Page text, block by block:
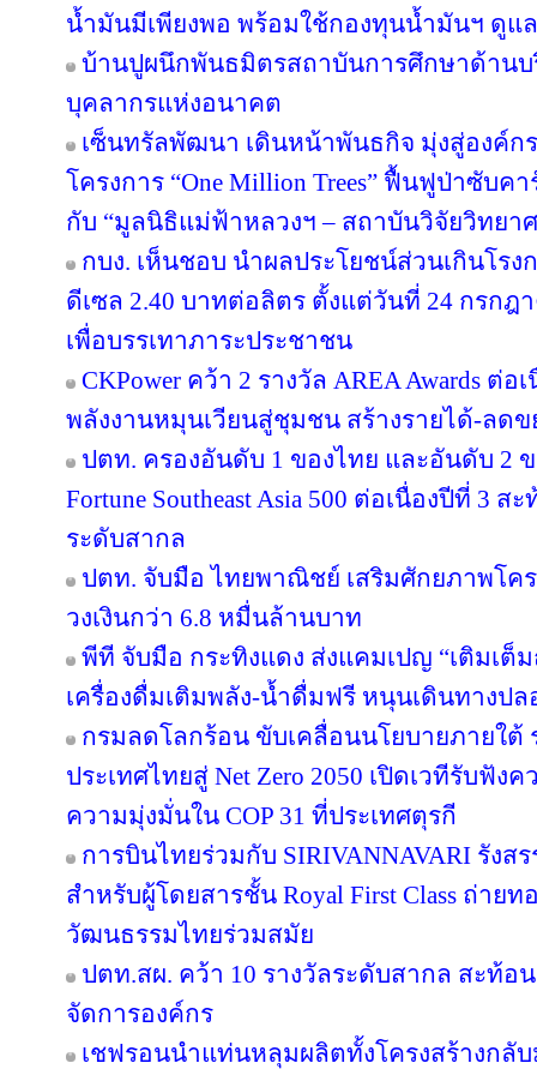
น้ำมันมีเพียงพอ พร้อมใช้กองทุนน้ำมันฯ ดูแ
บ้านปูผนึกพันธมิตรสถาบันการศึกษาด้าน
บุคลากรแห่งอนาคต
เซ็นทรัลพัฒนา เดินหน้าพันธกิจ มุ่งสู่องค์กร
โครงการ “One Million Trees” ฟื้นฟูป่าซับค
กับ “มูลนิธิแม่ฟ้าหลวงฯ – สถาบันวิจัยวิทยา
กบง. เห็นชอบ นำผลประโยชน์ส่วนเกินโร
ดีเซล 2.40 บาทต่อลิตร ตั้งแต่วันที่ 24 กรกฎ
เพื่อบรรเทาภาระประชาชน
CKPower คว้า 2 รางวัล AREA Awards ต่
พลังงานหมุนเวียนสู่ชุมชน สร้างรายได้-ลดข
ปตท. ครองอันดับ 1 ของไทย และอันดับ 2
Fortune Southeast Asia 500 ต่อเนื่องปีที่ 3
ระดับสากล
ปตท. จับมือ ไทยพาณิชย์ เสริมศักยภาพโค
วงเงินกว่า 6.8 หมื่นล้านบาท
พีที จับมือ กระทิงแดง ส่งแคมเปญ “เติมเต็
เครื่องดื่มเติมพลัง-น้ำดื่มฟรี หนุนเดินทางป
กรมลดโลกร้อน ขับเคลื่อนนโยบายภายใต้
ประเทศไทยสู่ Net Zero 2050 เปิดเวทีรับฟั
ความมุ่งมั่นใน COP 31 ที่ประเทศตุรกี
การบินไทยร่วมกับ SIRIVANNAVARI รังส
สำหรับผู้โดยสารชั้น Royal First Class ถ่าย
วัฒนธรรมไทยร่วมสมัย
ปตท.สผ. คว้า 10 รางวัลระดับสากล สะท้อ
จัดการองค์กร
เชฟรอนนำแท่นหลุมผลิตทั้งโครงสร้างกลั